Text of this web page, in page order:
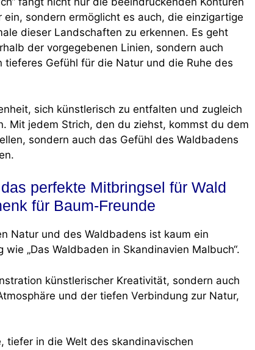
sondern ermöglicht es auch, die einzigartige
dieser Landschaften zu erkennen. Es geht
der vorgegebenen Linien, sondern auch
Gefühl für die Natur und die Ruhe des
sich künstlerisch zu entfalten und zugleich
Mit jedem Strich, den du ziehst, kommst du dem
sondern auch das Gefühl des Waldbadens
perfekte Mitbringsel für Wald
für Baum-Freunde
Natur und des Waldbadens ist kaum ein
„Das Waldbaden in Skandinavien Malbuch“.
künstlerischer Kreativität, sondern auch
und der tiefen Verbindung zur Natur,
tiefer in die Welt des skandinavischen